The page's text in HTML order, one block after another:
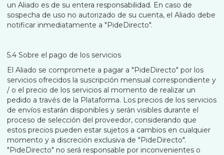
un Aliado es de su entera responsabilidad. En caso de
sospecha de uso no autorizado de su cuenta, el Aliado debe
notificar inmediatamente a "PideDirecto".
5.4 Sobre el pago de los servicios
El Aliado se compromete a pagar a "PideDirecto" por los
servicios ofrecidos la suscripción mensual correspondiente y
/ o el precio de los servicios al momento de realizar un
pedido a través de la Plataforma. Los precios de los servicios
de envíos estarán disponibles y serán visibles durante el
proceso de selección del proveedor, considerando que
estos precios pueden estar sujetos a cambios en cualquier
momento y a discreción exclusiva de "PideDirecto".
"PideDirecto" no será responsable por inconvenientes o